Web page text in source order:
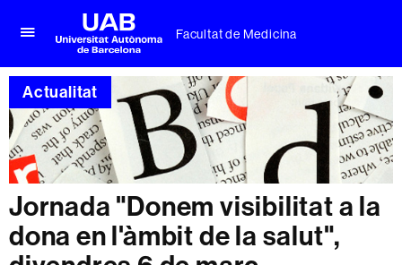
per
desplegar
el
menú
de
Facultat
de
Medicina
Universitat
Autònoma
de
Barcelona
Facultat de Medicina
Actualitat
Jornada "Donem visibilitat a la
dona en l'àmbit de la salut",